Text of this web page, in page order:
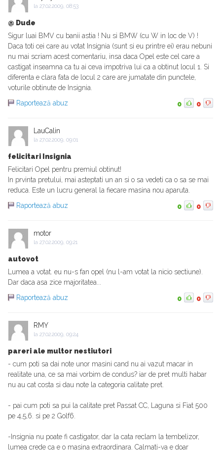
la 27.02.2009, 08:53
@ Dude
Sigur luai BMV cu banii astia ! Nu si BMW (cu W in loc de V) !
Daca toti cei care au votat Insignia (sunt si eu printre ei) erau nebuni
nu mai scriam acest comentariu, insa daca Opel este cel care a
castigat inseamna ca tu ai ceva impotriva lui ca a obtinut locul 1. Si
diferenta e clara fata de locul 2 care are jumatate din punctele,
voturile obtinute de Insignia.
Raportează abuz
0 0
LauCalin
la 27.02.2009, 09:01
felicitari Insignia
Felicitari Opel pentru premiul obtinut!
In prvinta pretului, mai asteptati un an si o sa vedeti ca o sa se mai
reduca. Este un lucru general la fiecare masina nou aparuta.
Raportează abuz
0 0
motor
la 27.02.2009, 09:21
autovot
Lumea a votat. eu nu-s fan opel (nu l-am votat la nicio sectiune).
Dar daca asa zice majoritatea...
Raportează abuz
0 0
RMY
la 27.02.2009, 09:24
pareri ale multor nestiutori
- cum poti sa dai note unor masini cand nu ai vazut macar in
realitate una, ce sa mai vorbim de condus? iar de pret multi habar
nu au cat costa si dau note la categoria calitate pret.
- pai cum poti sa pui la calitate pret Passat CC, Laguna si Fiat 500
pe 4,5,6. si pe 2 Golf6.
-Insignia nu poate fi castigator, dar la cata reclam la tembelizor,
lumea crede ca e o masina extraordinara. Calmati-va e doar